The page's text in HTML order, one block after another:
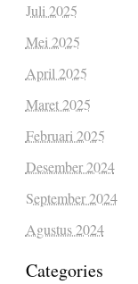
Juli 2025
Mei 2025
April 2025
Maret 2025
Februari 2025
Desember 2024
September 2024
Agustus 2024
Categories